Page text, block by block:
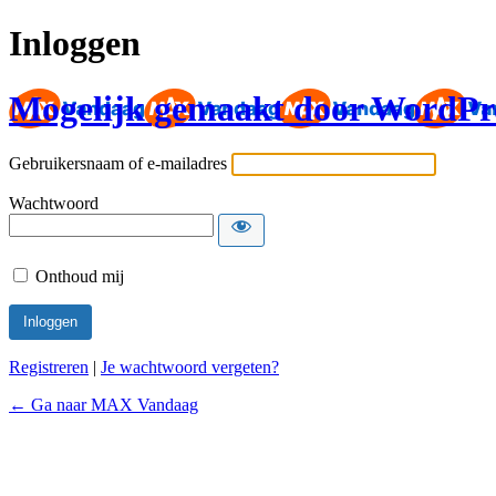
Inloggen
Mogelijk gemaakt door
Gebruikersnaam of e-mailadres
Wachtwoord
Onthoud mij
Registreren | Je wachtwoord vergeten?
← Ga naar MAX Vandaag